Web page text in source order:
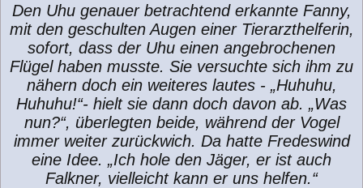
Den Uhu genauer betrachtend erkannte Fanny,
mit den geschulten Augen einer Tierarzthelferin,
sofort, dass der Uhu einen angebrochenen
Flügel haben musste. Sie versuchte sich ihm zu
nähern doch ein weiteres lautes - „Huhuhu,
Huhuhu!“- hielt sie dann doch davon ab. „Was
nun?“, überlegten beide, während der Vogel
immer weiter zurückwich. Da hatte Fredeswind
eine Idee. „Ich hole den Jäger, er ist auch
Falkner, vielleicht kann er uns helfen.“